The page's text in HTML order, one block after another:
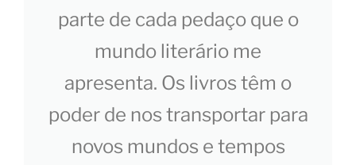
parte de cada pedaço que o
mundo literário me
apresenta. Os livros têm o
poder de nos transportar para
novos mundos e tempos